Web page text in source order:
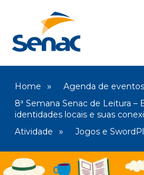
Home Agenda de eventos
8ª Semana Senac de Leitura –
identidades locais e suas
Atividade
Jogos e